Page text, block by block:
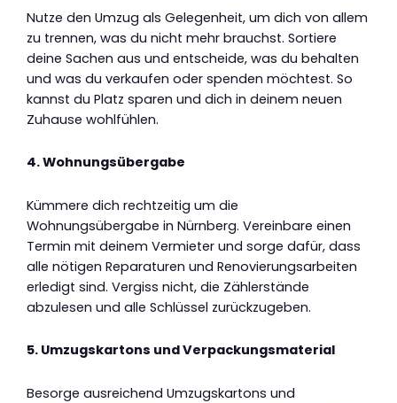
Nutze den Umzug als Gelegenheit, um dich von allem
zu trennen, was du nicht mehr brauchst. Sortiere
deine Sachen aus und entscheide, was du behalten
und was du verkaufen oder spenden möchtest. So
kannst du Platz sparen und dich in deinem neuen
Zuhause wohlfühlen.
4. Wohnungsübergabe
Kümmere dich rechtzeitig um die
Wohnungsübergabe in Nürnberg. Vereinbare einen
Termin mit deinem Vermieter und sorge dafür, dass
alle nötigen Reparaturen und Renovierungsarbeiten
erledigt sind. Vergiss nicht, die Zählerstände
abzulesen und alle Schlüssel zurückzugeben.
5. Umzugskartons und Verpackungsmaterial
Besorge ausreichend Umzugskartons und